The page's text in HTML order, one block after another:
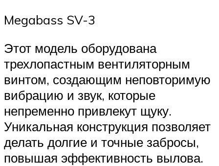
Megabass SV-3
Этот модель оборудована
трехлопастным вентиляторным
винтом, создающим неповторимую
вибрацию и звук, которые
непременно привлекут щуку.
Уникальная конструкция позволяет
делать долгие и точные забросы,
повышая эффективность вылова.